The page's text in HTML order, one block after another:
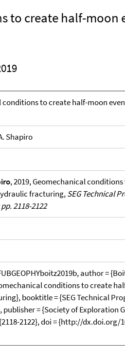
to create half-moon
conditions to create half-moon
Shapiro
, 2019, Geomechanical
fracturing,SEG Technical
2118-2122
author =
conditions to create
booktitle = {SEG Technical
publisher = {Society of Exploration
2122}, doi = {http://dx.doi.org/